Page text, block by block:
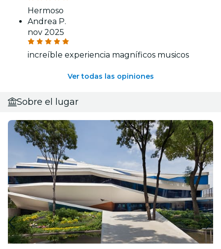
Hermoso
Andrea P.
nov 2025
increíble experiencia magníficos musicos
Ver todas las opiniones
Sobre el lugar